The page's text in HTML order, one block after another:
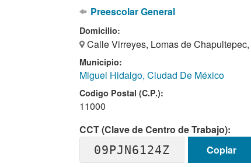
Preescolar General
Domicilio:
Calle Virreyes, Lomas de
Municipio:
Miguel Hidalgo, Ciudad De México
Codigo Postal (C.P.):
11000
CCT (Clave de Centro de Trabajo):
09PJN6124Z
Copiar